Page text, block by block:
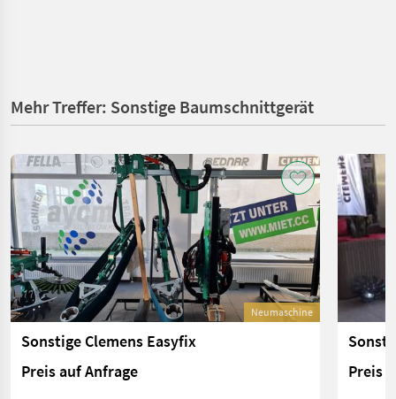
Mehr Treffer: Sonstige Baumschnittgerät
Neumaschine
Sonstige Clemens Easyfix
Preis auf Anfrage
Preis